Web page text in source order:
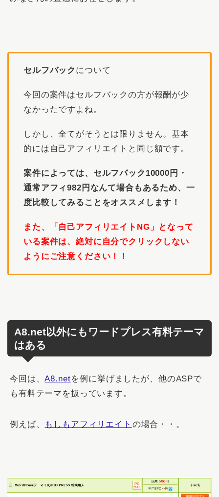
セルフバック について
今回の案件はセルフバックの方が報酬が少
なかったですよね。
しかし、全てがそうとは限りません。基本
的には自己アフィリエイトと同じ額です。
案件によっては、セルフバック10000円・
通常アフィ982円なんて場合もあるため、一
度比較してみることをオススメします！
また、「自己アフィリエイトNG」となって
いる案件は、絶対に自分でクリックしない
ようにご注意ください！！
A8.net以外にもワードプレス有料テーマ
はある
今回は、A8.netを例に挙げましたが、他のASPで
も有料テーマを扱っています。
例えば、 もしもアフィリエイト の場合・・。